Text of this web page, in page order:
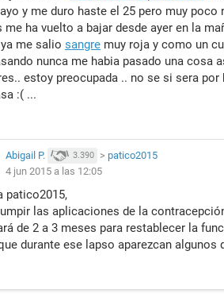
y me duro haste el 25 pero muy
me ha vuelto a bajar desde ayer en la
me salio sangre muy roja y como un
nunca me habia pasado una cosa
estoy preocupada .. no se si sera
:( ...
Abigail P. 3.390 > patico2015
4 jun 2015 a las 12:05
patico2015,
las aplicaciones de la
de 2 a 3 meses para restablecer la
durante ese lapso aparezcan